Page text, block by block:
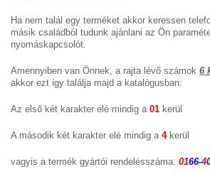
Ha nem talál egy terméket akkor keressen
másik családból tudunk ajánlani az Ön
nyomáskapcsolót.
Amennyiben van Önnek, a rajta lévő számok 6
akkor ezt igy találja majd a katalógusban:
Az első két karakter elé mindig a 01 kerül
A második két karakter elé mindig a 4kerül
vagyis a termék gyártói rendelésszáma: 0166-4